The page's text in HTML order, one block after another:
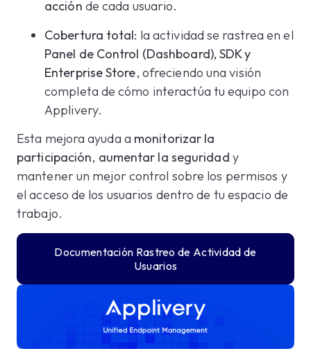
acción de cada usuario.
Cobertura total: la actividad se rastrea en el
Panel de Control (Dashboard), SDK y
Enterprise Store, ofreciendo una visión
completa de cómo interactúa tu equipo con
Applivery.
Esta mejora ayuda a monitorizar la
participación, aumentar la seguridad y
mantener un mejor control sobre los permisos y
el acceso de los usuarios dentro de tu espacio de
trabajo.
Documentación Rastreo de Actividad de
Usuarios